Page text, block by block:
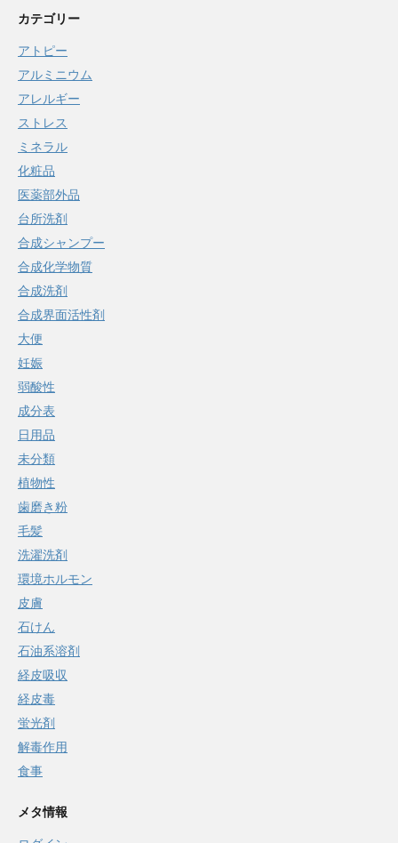
カテゴリー
アトピー
アルミニウム
アレルギー
ストレス
ミネラル
化粧品
医薬部外品
台所洗剤
合成シャンプー
合成化学物質
合成洗剤
合成界面活性剤
大便
妊娠
弱酸性
成分表
日用品
未分類
植物性
歯磨き粉
毛髪
洗濯洗剤
環境ホルモン
皮膚
石けん
石油系溶剤
経皮吸収
経皮毒
蛍光剤
解毒作用
食事
メタ情報